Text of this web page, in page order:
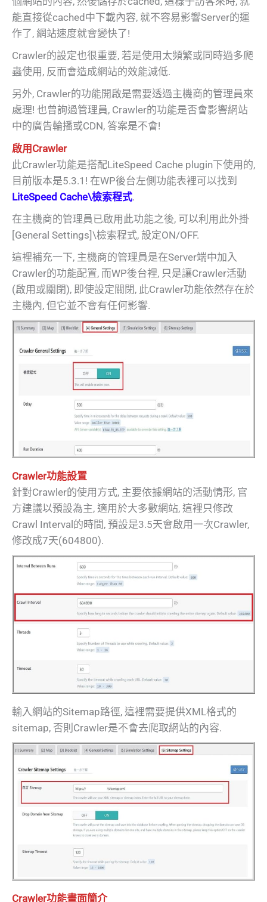
能直接從cached中下載內容, 就不容易影響Server的運
作了, 網站速度就會變快了!
Crawler的設定也很重要, 若是使用太頻繁或同時過多爬
蟲使用, 反而會造成網站的效能減低.
另外, Crawler的功能開啟是需要透過主機商的管理員來
處理! 也曾詢過管理員, Crawler的功能是否會影響網站
中的廣告輪播或CDN, 答案是不會!
啟用Crawler
此Crawler功能是搭配LiteSpeed Cache plugin下使用的,
目前版本是5.3.1! 在WP後台左側功能表裡可以找到
LiteSpeed Cache\檢索程式.
在主機商的管理員已啟用此功能之後, 可以利用此外掛
[General Settings]\檢索程式, 設定ON/OFF.
這裡補充一下, 主機商的管理員是在Server端中加入
Crawler的功能配置, 而WP後台裡, 只是讓Crawler活動
(啟用或關閉), 即使設定關閉, 此Crawler功能依然存在於
主機內, 但它並不會有任何影響.
Crawler功能設置
針對Crawler的使用方式, 主要依據網站的活動情形, 官
方建議以預設為主, 適用於大多數網站, 這裡只修改
Crawl Interval的時間, 預設是3.5天會啟用一次Crawler,
修改成7天(604800).
輸入網站的Sitemap路徑, 這裡需要提供XML格式的
sitemap, 否則Crawler是不會去爬取網站的內容.
Crawler功能畫面簡介